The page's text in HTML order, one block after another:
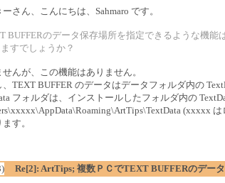
さん、こんにちは、Sahmaro です。
BUFFERのデータ保存場所を指定できるような機能
すでしょうか？
んが、この機能はありません。
、TEXT BUFFER のデータはデータフォルダ内の
フォルダは、インストールしたフォルダ内の
(xxxxx
す。
Re[2]: ArtTips; 複数ＰＣでTEXT BUFFERのデー